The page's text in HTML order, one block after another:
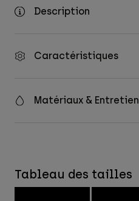
Description
Caractéristiques
Matériaux & Entretien
Tableau des tailles